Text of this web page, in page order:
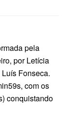
pela
por Letícia
Fonseca.
com os
conquistando